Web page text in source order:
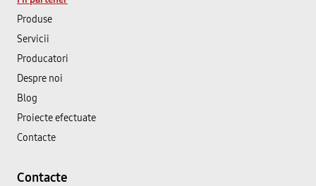
Produse
Servicii
Producatori
Despre noi
Blog
Proiecte efectuate
Contacte
Contacte